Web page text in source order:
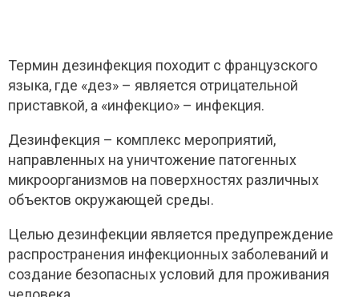
Термин дезинфекция походит с французского
языка, где «дез» – является отрицательной
приставкой, а «инфекцио» – инфекция.
Дезинфекция – комплекс мероприятий,
направленных на уничтожение патогенных
микроорганизмов на поверхностях различных
объектов окружающей среды.
Целью дезинфекции является предупреждение
распространения инфекционных заболеваний и
создание безопасных условий для проживания